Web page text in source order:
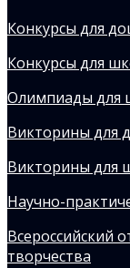
Конкурсы для
Конкурсы для
Олимпиады для
Викторины для
Викторины для
Научно-
Всероссийский
творчества